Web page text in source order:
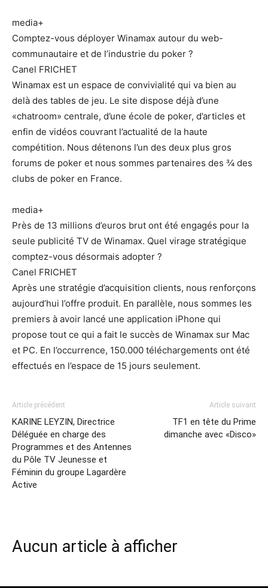
media+
Comptez-vous déployer Winamax autour du web-
communautaire et de l’industrie du poker ?
Canel FRICHET
Winamax est un espace de convivialité qui va bien au
delà des tables de jeu. Le site dispose déjà d’une
«chatroom» centrale, d’une école de poker, d’articles et
enfin de vidéos couvrant l’actualité de la haute
compétition. Nous détenons l’un des deux plus gros
forums de poker et nous sommes partenaires des ¾ des
clubs de poker en France.
media+
Près de 13 millions d’euros brut ont été engagés pour la
seule publicité TV de Winamax. Quel virage stratégique
comptez-vous désormais adopter ?
Canel FRICHET
Après une stratégie d’acquisition clients, nous renforçons
aujourd’hui l’offre produit. En parallèle, nous sommes les
premiers à avoir lancé une application iPhone qui
propose tout ce qui a fait le succès de Winamax sur Mac
et PC. En l’occurrence, 150.000 téléchargements ont été
effectués en l’espace de 15 jours seulement.
Article précédent
KARINE LEYZIN, Directrice
Déléguée en charge des
Programmes et des Antennes
du Pôle TV Jeunesse et
Féminin du groupe Lagardère
Active
Article suivant
TF1 en tête du Prime
dimanche avec «Disco»
Aucun article à afficher